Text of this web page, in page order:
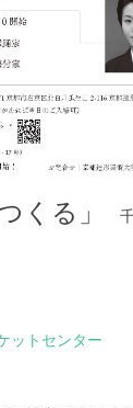
くる」
ットセンター